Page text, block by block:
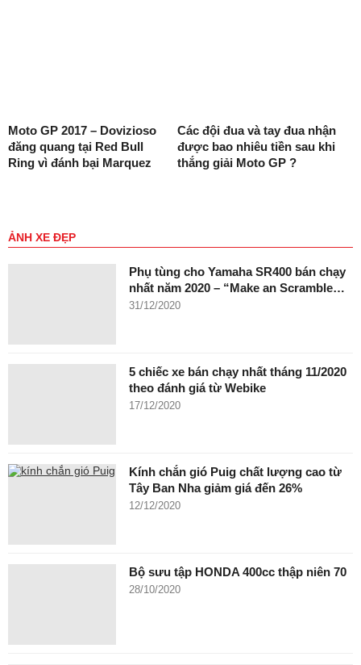
Moto GP 2017 – Dovizioso
đăng quang tại Red Bull
Ring vì đánh bại Marquez
Các đội đua và tay đua nhận
được bao nhiêu tiền sau khi
thắng giải Moto GP ?
ẢNH XE ĐẸP
Phụ tùng cho Yamaha SR400 bán chạy
nhất năm 2020 – “Make an Scramble…
31/12/2020
5 chiếc xe bán chạy nhất tháng 11/2020
theo đánh giá từ Webike
17/12/2020
Kính chắn gió Puig chất lượng cao từ
Tây Ban Nha giảm giá đến 26%
12/12/2020
Bộ sưu tập HONDA 400cc thập niên 70
28/10/2020